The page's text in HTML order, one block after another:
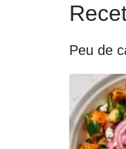
Peu de